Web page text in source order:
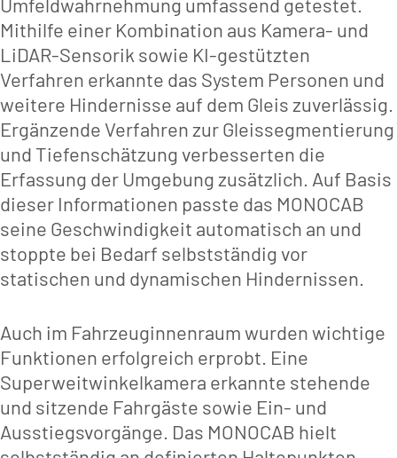
Umfeldwahrnehmung umfassend getestet.
Mithilfe einer Kombination aus Kamera- und
LiDAR-Sensorik sowie KI-gestützten
Verfahren erkannte das System Personen und
weitere Hindernisse auf dem Gleis zuverlässig.
Ergänzende Verfahren zur Gleissegmentierung
und Tiefenschätzung verbesserten die
Erfassung der Umgebung zusätzlich. Auf Basis
dieser Informationen passte das MONOCAB
seine Geschwindigkeit automatisch an und
stoppte bei Bedarf selbstständig vor
statischen und dynamischen Hindernissen.
Auch im Fahrzeuginnenraum wurden wichtige
Funktionen erfolgreich erprobt. Eine
Superweitwinkelkamera erkannte stehende
und sitzende Fahrgäste sowie Ein- und
Ausstiegsvorgänge. Das MONOCAB hielt